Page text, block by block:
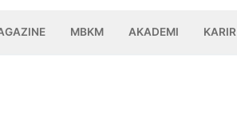
MBKM AKADEMI KARIR